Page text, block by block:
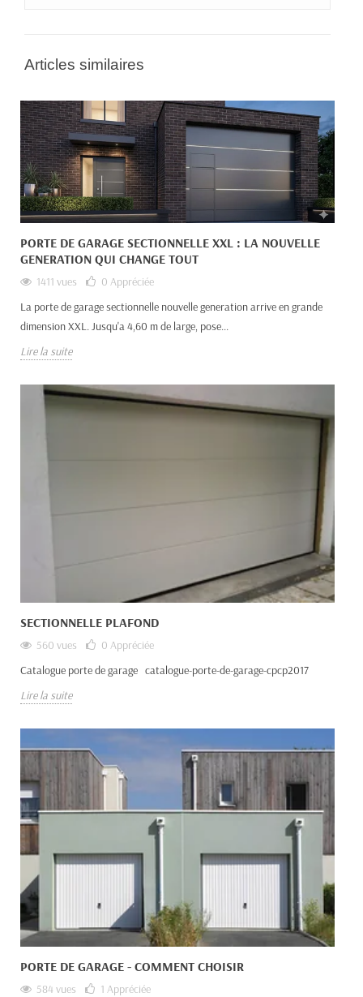
Articles similaires
PORTE DE GARAGE SECTIONNELLE XXL : LA NOUVELLE
GENERATION QUI CHANGE TOUT
1411 vues 0 Appréciée
La porte de garage sectionnelle nouvelle generation arrive en grande
dimension XXL. Jusqu'a 4,60 m de large, pose...
Lire la suite
SECTIONNELLE PLAFOND
560 vues 0 Appréciée
Catalogue porte de garage catalogue-porte-de-garage-cpcp2017
Lire la suite
PORTE DE GARAGE - COMMENT CHOISIR
584 vues 1 Appréciée